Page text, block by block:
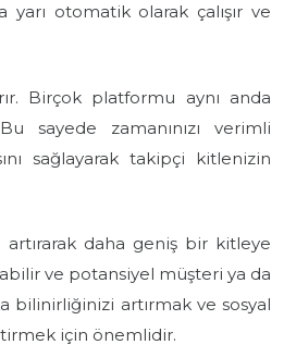
otomatik olarak çalışır ve
Birçok platformu aynı anda
sayede zamanınızı verimli
sağlayarak takipçi kitlenizin
artırarak daha geniş bir kitleye
ve potansiyel müşteri ya da
bilinirliğinizi artırmak ve sosyal
için önemlidir.